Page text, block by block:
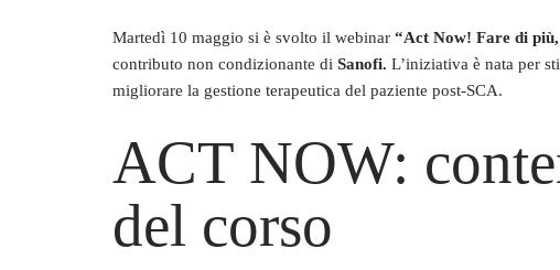
Martedì 10 maggio si è svolto il webinar “Act Now! Fare di
contributo non condizionante di Sanofi. L’iniziativa è nata per
migliorare la gestione terapeutica del paziente post-SCA.
ACT NOW:
del corso